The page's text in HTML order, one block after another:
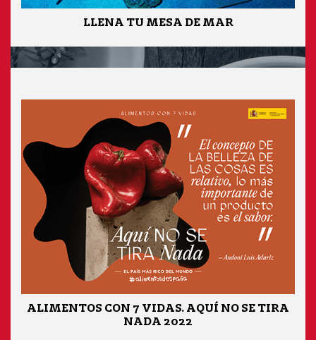
LLENA TU MESA DE MAR
ALIMENTOS CON 7 VIDAS. AQUÍ NO SE TIRA
NADA 2022